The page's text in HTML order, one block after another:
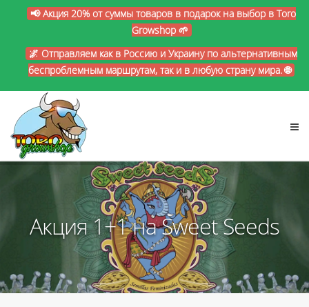
📢 Акция 20% от суммы товаров в подарок на выбор в Toro
Growshop 🌱
🌌 Отправляем как в Россию и Украину по альтернативным
беспроблемным маршрутам, так и в любую страну мира. 🌐
Акция 1+1 на Sweet Seeds